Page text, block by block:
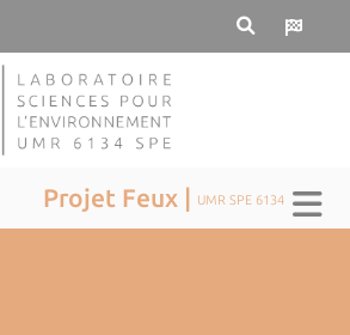
Projet Feux | UMR SPE 6134